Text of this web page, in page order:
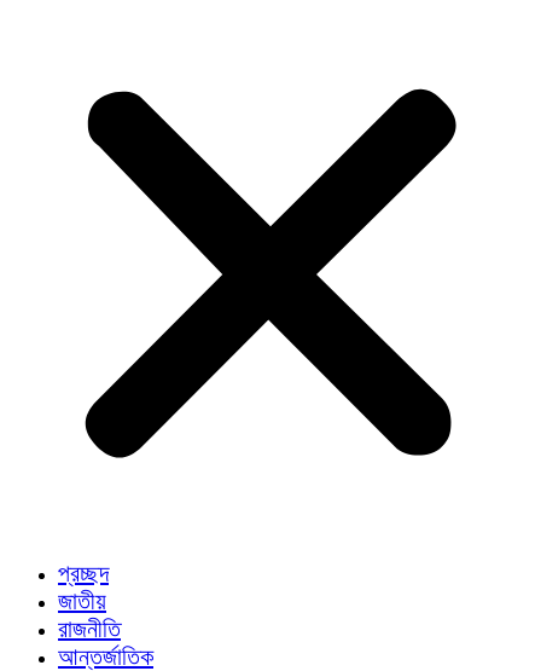
প্রচ্ছদ
জাতীয়
রাজনীতি
আন্তর্জাতিক